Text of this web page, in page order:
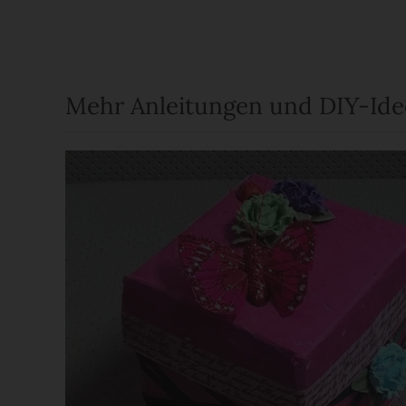
Mehr Anleitungen und DIY-